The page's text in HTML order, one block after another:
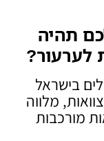
תהיה
לערעור?
בישראל
מלווה
מורכבות